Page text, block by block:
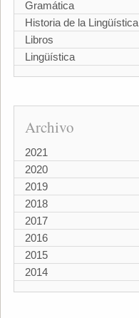
Gramática
Historia de la Lingüística
Libros
Lingüística
Archivo
2021
2020
2019
2018
2017
2016
2015
2014